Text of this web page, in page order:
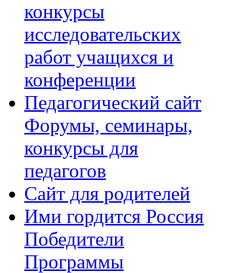
конкурсы
исследовательских
работ учащихся и
конференции
Педагогический сайт
Форумы, семинары,
конкурсы для
педагогов
Сайт для родителей
Ими гордится Россия
Победители
Программы